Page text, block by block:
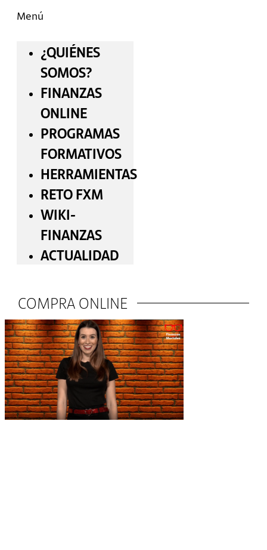
Menú
¿QUIÉNES
SOMOS?
FINANZAS
ONLINE
PROGRAMAS
FORMATIVOS
HERRAMIENTAS
RETO FXM
WIKI-
FINANZAS
ACTUALIDAD
COMPRA ONLINE